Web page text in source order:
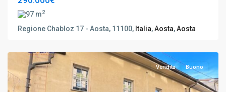
97 m2
Regione Chabloz 17 - Aosta, 11100, Italia,Aosta,Aosta
Aosta,
Vendita Buono